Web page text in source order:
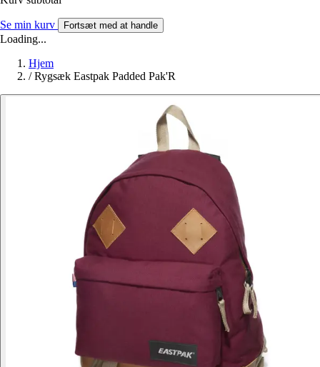
Se min kurv Fortsæt med at handle
Loading...
Hjem
/ Rygsæk Eastpak Padded Pak'R